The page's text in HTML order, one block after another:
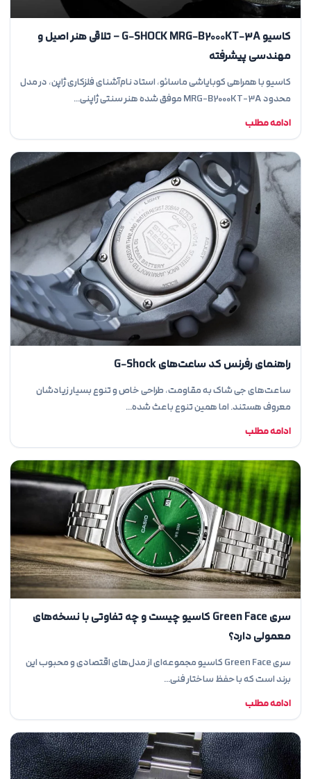
کاسیو G-SHOCK MRG-B2000KT-3A – تلاقی هنر اصیل و
مهندسی پیشرفته
کاسیو با همراهی کوبایاشی ماسائو، استاد نام‌آشنای فلزکاری ژاپن، در مدل
محدود MRG-B2000KT-3A موفق شده هنر سنتی ژاپنی…
ادامه مطلب
راهنمای رفرنس کد ساعت‌های G-Shock
ساعت‌های جی شاک به مقاومت، طراحی خاص و تنوع بسیار زیادشان
معروف هستند. اما همین تنوع باعث شده…
ادامه مطلب
سری Green Face کاسیو چیست و چه تفاوتی با نسخه‌های
معمولی دارد؟
سری Green Face کاسیو مجموعه‌ای از مدل‌های اقتصادی و محبوب این
برند است که با حفظ ساختار فنی…
ادامه مطلب